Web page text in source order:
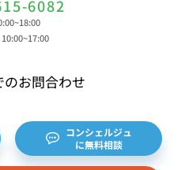
6082
のお問合わせ
コンシェルジュ
に無料相談